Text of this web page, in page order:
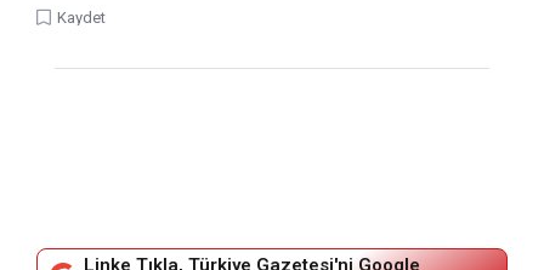
Kaydet
Linke Tıkla, Türkiye Gazetesi'ni Google